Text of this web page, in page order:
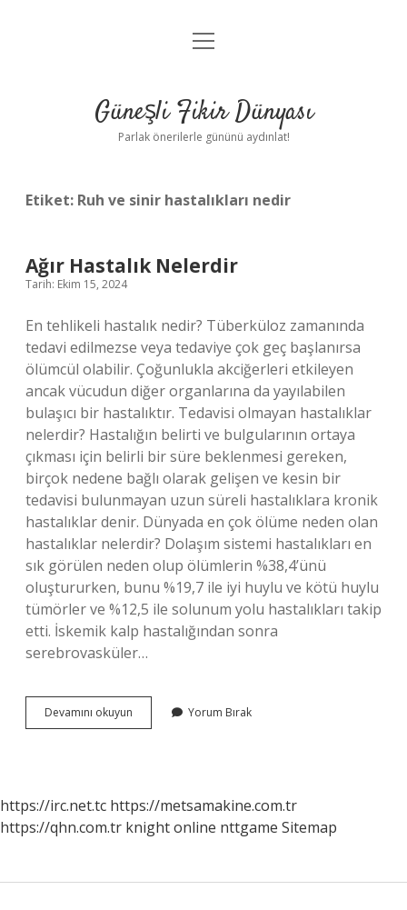
Anasayfa
Yasal Uyarı
menüyü
Güneşli Fikir Dünyası
Parlak önerilerle gününü aydınlat!
Etiket: Ruh ve sinir hastalıkları nedir
Ağır Hastalık Nelerdir
Tarih: Ekim 15, 2024
En tehlikeli hastalık nedir? Tüberküloz zamanında
tedavi edilmezse veya tedaviye çok geç başlanırsa
ölümcül olabilir. Çoğunlukla akciğerleri etkileyen
ancak vücudun diğer organlarına da yayılabilen
bulaşıcı bir hastalıktır. Tedavisi olmayan hastalıklar
nelerdir? Hastalığın belirti ve bulgularının ortaya
çıkması için belirli bir süre beklenmesi gereken,
birçok nedene bağlı olarak gelişen ve kesin bir
tedavisi bulunmayan uzun süreli hastalıklara kronik
hastalıklar denir. Dünyada en çok ölüme neden olan
hastalıklar nelerdir? Dolaşım sistemi hastalıkları en
sık görülen neden olup ölümlerin %38,4’ünü
oluştururken, bunu %19,7 ile iyi huylu ve kötü huylu
tümörler ve %12,5 ile solunum yolu hastalıkları takip
etti. İskemik kalp hastalığından sonra
serebrovasküler…
Devamını okuyun
Hastalık
Yorum Bırak
https://irc.net.tc https://metsamakine.com.tr
https://qhn.com.tr knight online nttgame Sitemap